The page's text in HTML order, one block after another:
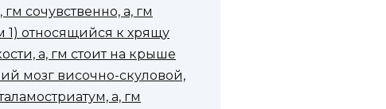
сочувственно, а, гм
1) относящийся к хрящу
а, гм стоит на крыше
мозг височно-скуловой,
а, гм